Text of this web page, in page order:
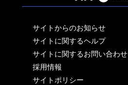
サイトからのお知らせ
サイトに関するヘルプ
サイトに関するお問い合わせ
採用情報
サイトポリシー